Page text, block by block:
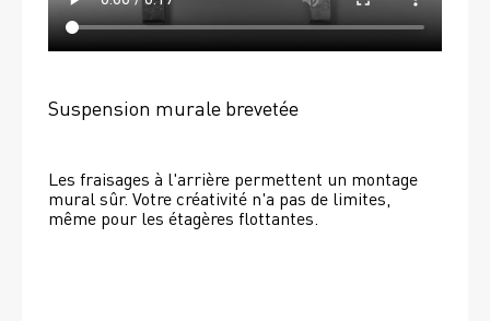
Suspension murale brevetée
Les fraisages à l'arrière permettent un montage
mural sûr. Votre créativité n'a pas de limites,
même pour les étagères flottantes.